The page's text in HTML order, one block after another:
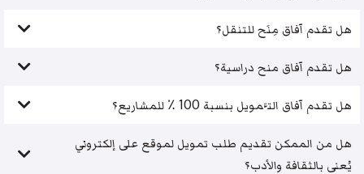
هل تقدم آفاق مِنَح للتنقل؟
هل تقدم آفاق منح دراسية؟
هل تقدم آفاق التَّمويل بنسبة 100 ٪ للمشاريع؟
هل من الممكن تقديم طلب تمويل لموقع على إلكتروني
يُعنى بالثقافة والأدب؟